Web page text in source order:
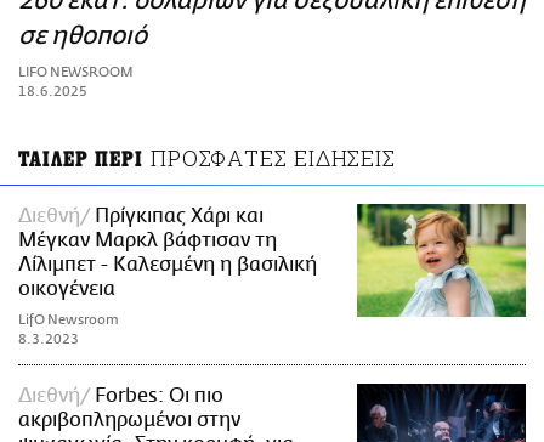
ΑΜΠΑ
PRINT
σε ηθοποιό
LIFO NEWSROOM
18.6.2025
ΤΑΙΛΕΡ ΠΕΡΙ ΠΡΟΣΦΑΤΕΣ ΕΙΔΗΣΕΙΣ
Διεθνή
Πρίγκιπας Χάρι και
Μέγκαν Μαρκλ βάφτισαν τη
Λίλιμπετ - Καλεσμένη η βασιλική
οικογένεια
LifO Newsroom
8.3.2023
Διεθνή
Forbes: Οι πιο
ακριβοπληρωμένοι στην